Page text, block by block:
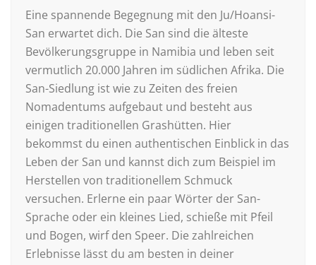
Eine spannende Begegnung mit den Ju/Hoansi-
San erwartet dich. Die San sind die älteste
Bevölkerungsgruppe in Namibia und leben seit
vermutlich 20.000 Jahren im südlichen Afrika. Die
San-Siedlung ist wie zu Zeiten des freien
Nomadentums aufgebaut und besteht aus
einigen traditionellen Grashütten. Hier
bekommst du einen authentischen Einblick in das
Leben der San und kannst dich zum Beispiel im
Herstellen von traditionellem Schmuck
versuchen. Erlerne ein paar Wörter der San-
Sprache oder ein kleines Lied, schieße mit Pfeil
und Bogen, wirf den Speer. Die zahlreichen
Erlebnisse lässt du am besten in deiner